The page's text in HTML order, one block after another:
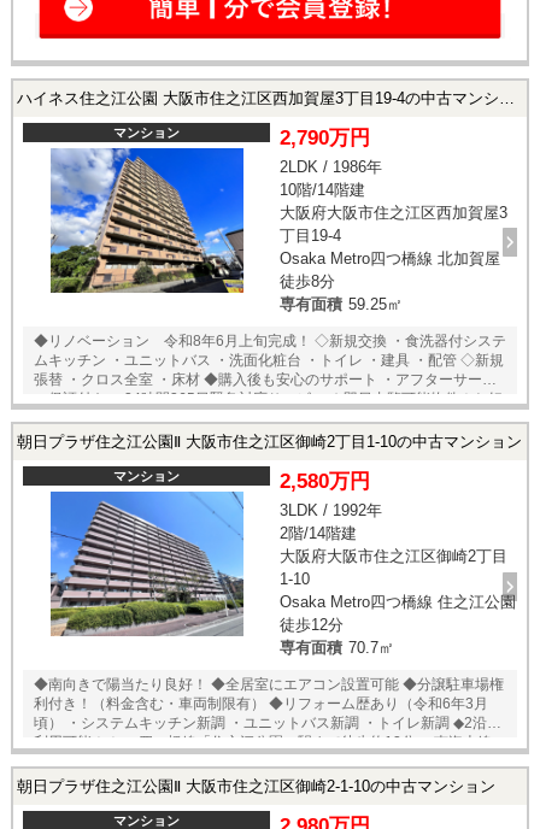
ハイネス住之江公園 大阪市住之江区西加賀屋3丁目19-4の中古マンション
マンション 2,790万円
2LDK / 1986年
10階/14階建
大阪府大阪市住之江区西加賀屋3
丁目19-4
Osaka Metro四つ橋線 北加賀屋
徒歩8分
専有面積 59.25㎡
◆リノベーション 令和8年6月上旬完成！ ◇新規交換 ・食洗器付システ
ムキッチン ・ユニットバス ・洗面化粧台 ・トイレ ・建具 ・配管 ◇新規
張替 ・クロス全室 ・床材 ◆購入後も安心のサポート ・アフターサービ
ス保証付き ・24時間365日緊急対応サービス ★即日内覧可能物件！お好
きな日時でご内覧可能！★ 当店までお電話いただくか、もしくは24時間
対応可能「内覧予約・お問い合わせ」フォームよりお問い合わせ下さ
合は、ご希望場所でのお待ち合わせも可能です。
朝日プラザ住之江公園Ⅱ 大阪市住之江区御崎2丁目1-10の中古マンション
マンション 2,580万円
3LDK / 1992年
2階/14階建
大阪府大阪市住之江区御崎2丁目
1-10
Osaka Metro四つ橋線 住之江公園
徒歩12分
専有面積 70.7㎡
◆南向きで陽当たり良好！ ◆全居室にエアコン設置可能 ◆分譲駐車場権
利付き！（料金含む・車両制限有） ◆リフォーム歴あり（令和6年3月
頃） ・システムキッチン新調 ・ユニットバス新調 ・トイレ新調 ◆2沿線
利用可能！！ ・四つ橋線「住之江公園」駅まで徒歩約12分 ・南海本線
朝日プラザ住之江公園Ⅱ 大阪市住之江区御崎2-1-10の中古マンション
マンション